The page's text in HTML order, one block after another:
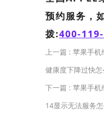
预约服务，
拨:400-
上一篇 : 苹果手机
健康度下降过快怎
下一篇 : 苹果手机
14显示无法服务